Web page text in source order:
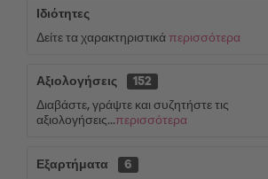
Ιδιότητες
Δείτε τα χαρακτηριστικά περισσότερα
Αξιολογήσεις
152
Διαβάστε, γράψτε και συζητήστε τις
αξιολογήσεις...περισσότερα
Εξαρτήματα 6